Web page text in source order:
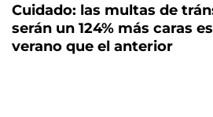
Cuidado: las multas de
serán un 124% más caras
verano que el anterior